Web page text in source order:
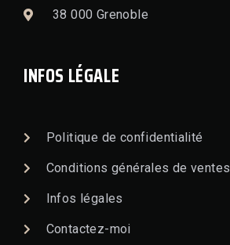
38 000 Grenoble
INFOS LÉGALE
Politique de confidentialité
Conditions générales de ventes
Infos légales
Contactez-moi